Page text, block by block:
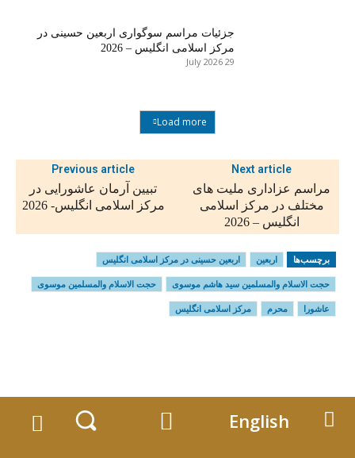
جزئیات مراسم سوگواری اربعین حسینی در
مرکز اسلامی انگلیس – 2026
29 July 2026
Load more
Previous article
تبیین آرمان عاشورایی در
مرکز اسلامی انگلیس- 2026
Next article
مراسم عزاداری ملیت های
مختلف در مرکز اسلامی
انگلیس – 2026
برچسب‌ها اربعین اربعین حسینی در مرکز اسلامی انگلیس
حجت الاسلام والمسلمين سید هاشم موسوی حجت الاسلام والمسلمین موسوی
عاشورا محرم مرکز اسلامی انگلیس
English